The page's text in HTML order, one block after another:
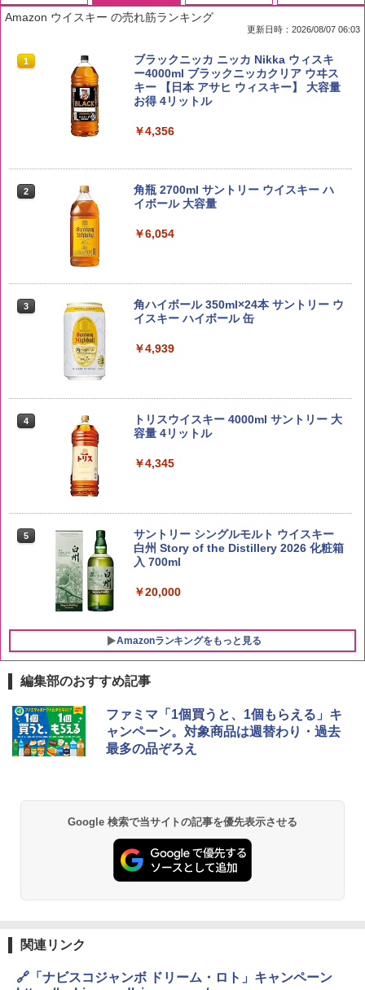
1 by Amazon 国産ブレンド米 精米 5kg
￥2,650
野沢農産 無洗米 青い流るる コシヒカリ
5kg 長野県産 令和7年産
【在庫処分価格】ももたろう印 無洗米 5
kg 業務用 お米マイスターブレンド
by Amazon あきたこまちブレンド 無洗
米 5kg
by Amazon 新潟県産 新潟のお米 無洗米
5kg
￥3,274
Amazon ウイスキー の売れ筋ランキング
更新日時：2026/08/07 06:03
1
ブラックニッカ ニッカ Nikka ウィスキ
ー4000ml ブラックニッカクリア ウヰス
キー 【日本 アサヒ ウィスキー】 大容量
お得 4リットル
￥4,356
2
角瓶 2700ml サントリー ウイスキー ハ
イボール 大容量
￥6,054
3
角ハイボール 350ml×24本 サントリー ウ
イスキー ハイボール 缶
￥4,939
4
トリスウイスキー 4000ml サントリー 大
容量 4リットル
￥4,345
5
サントリー シングルモルト ウイスキー
白州 Story of the Distillery 2026 化粧箱
入 700ml
￥20,000
Amazonランキングをもっと見る
1
チキンラーメン どんぶり 85g×12個 日清
食品 インスタント カップ麺
￥1,939
【公式】ブタメン とんこつ味 35g×15個
麺 小腹 インスタント アウトドアにも ロ
ーリングストック 大人買い おやつカン
パニー
￥1,451
し 塩らーめん 108g×10袋 保存食 備蓄
1
[山善] スチームオーブンレンジ 25L 一人
暮らし 二人暮らし フラットテーブル ス
チーム調理 自動メニュー19種搭載 角皿
付き ブラック MRK-F250TSV(B)
シャープ 過熱水蒸気 オーブンレンジ 26
L コンベクション 2段調理 ホワイト RE-
SS26B-W
￥32,800
高効率 15L 一人暮らし 二人暮らし スチ
ーム調理 フラットテーブル トースト機
編集部のおすすめ記事
ファミマ「1個買うと、1個もらえる」キ
ャンペーン。対象商品は週替わり・過去
最多の品ぞろえ
Google 検索で当サイトの記事を優先表示させる
関連リンク
🔗「ナビスコジャンボ ドリーム・ロト」キャンペーン